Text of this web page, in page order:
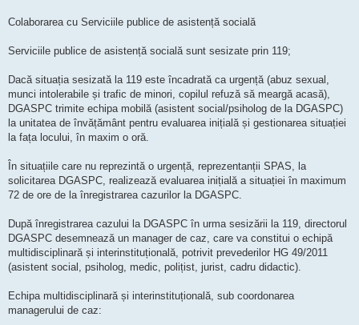
Colaborarea cu Serviciile publice de asistență socială
Serviciile publice de asistență socială sunt sesizate prin 119;
Dacă situația sesizată la 119 este încadrată ca urgență (abuz sexual,
munci intolerabile și trafic de minori, copilul refuză să meargă acasă),
DGASPC trimite echipa mobilă (asistent social/psiholog de la DGASPC)
la unitatea de învățământ pentru evaluarea inițială și gestionarea situației
la fața locului, în maxim o oră.
În situațiile care nu reprezintă o urgență, reprezentanții SPAS, la
solicitarea DGASPC, realizează evaluarea inițială a situației în maximum
72 de ore de la înregistrarea cazurilor la DGASPC.
După înregistrarea cazului la DGASPC în urma sesizării la 119, directorul
DGASPC desemnează un manager de caz, care va constitui o echipă
multidisciplinară și interinstituțională, potrivit prevederilor HG 49/2011
(asistent social, psiholog, medic, polițist, jurist, cadru didactic).
Echipa multidisciplinară și interinstituțională, sub coordonarea
managerului de caz: